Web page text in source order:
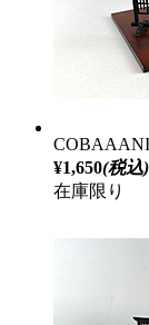
¥1,650(税込)
在庫限り